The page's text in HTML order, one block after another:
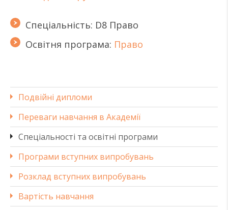
Спеціальність: D8 Право
Освітня програма: Право
Подвійні дипломи
Переваги навчання в Академії
Спеціальності та освітні програми
Програми вступних випробувань
Розклад вступних випробувань
Вартість навчання